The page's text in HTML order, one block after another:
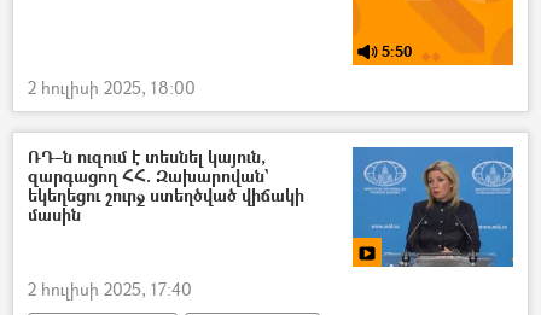
5:50
2 հուլիսի 2025, 18:00
ՌԴ–ն ուզում է տեսնել կայուն,
զարգացող ՀՀ. Զախարովան`
եկեղեցու շուրջ ստեղծված վիճակի
մասին
2 հուլիսի 2025, 17:40